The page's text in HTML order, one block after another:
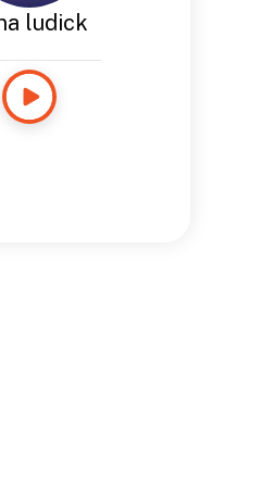
ludick